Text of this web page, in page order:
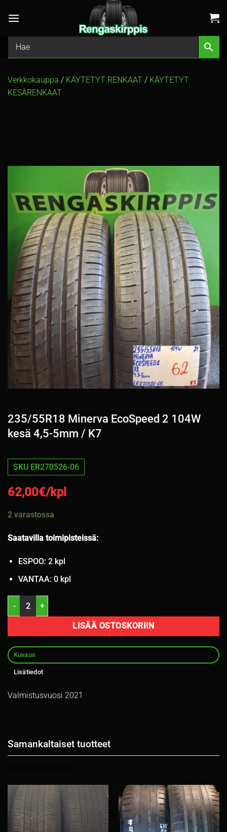
Verkkokauppa / KÄYTETYT RENKAAT / KÄYTETYT
KESÄRENKAAT
235/55R18 Minerva EcoSpeed 2 104W
kesä 4,5-5mm / K7
SKU ER270526-06
62,00€/kpl
2 varastossa
Saatavilla toimipisteissä:
ESPOO: 2 kpl
VANTAA: 0 kpl
235/55R18 Minerva EcoSpeed 2 104W kesä 4,5-5mm / K7 määrä
LISÄÄ OSTOSKORIIN
Kuvaus
Lisätiedot
Valmistusvuosi 2021
Samankaltaiset tuotteet